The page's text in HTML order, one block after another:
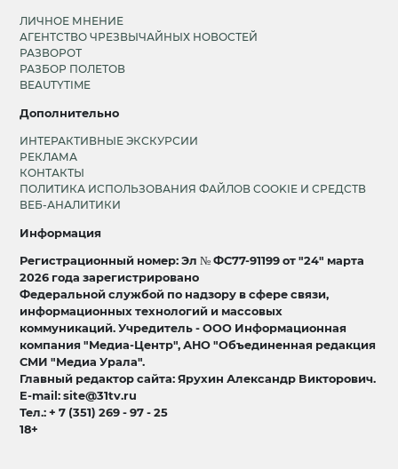
ЛИЧНОЕ МНЕНИЕ
АГЕНТСТВО ЧРЕЗВЫЧАЙНЫХ НОВОСТЕЙ
РАЗВОРОТ
РАЗБОР ПОЛЕТОВ
BEAUTYTIME
Дополнительно
ИНТЕРАКТИВНЫЕ ЭКСКУРСИИ
РЕКЛАМА
КОНТАКТЫ
ПОЛИТИКА ИСПОЛЬЗОВАНИЯ ФАЙЛОВ COOKIE И СРЕДСТВ
ВЕБ-АНАЛИТИКИ
Информация
Регистрационный номер: Эл № ФС77-91199 от "24" марта
2026 года зарегистрировано
Федеральной службой по надзору в сфере связи,
информационных технологий и массовых
коммуникаций. Учредитель - ООО Информационная
компания "Медиа-Центр", АНО "Объединенная редакция
СМИ "Медиа Урала".
Главный редактор сайта: Ярухин Александр Викторович.
E-mail: site@31tv.ru
Тел.: + 7 (351) 269 - 97 - 25
18+